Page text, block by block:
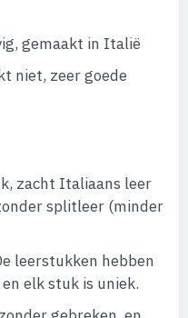
gemaakt in Italië
niet, zeer goede
zacht Italiaans leer
splitleer (minder
leerstukken hebben
elk stuk is uniek.